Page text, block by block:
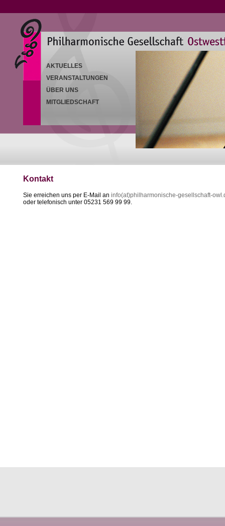
AKTUELLES
VERANSTALTUNGEN
ÜBER UNS
MITGLIEDSCHAFT
Kontakt
Sie erreichen uns per E-Mail an info(at)philharmonische-gesellschaft-
oder telefonisch unter 05231 569 99 99.